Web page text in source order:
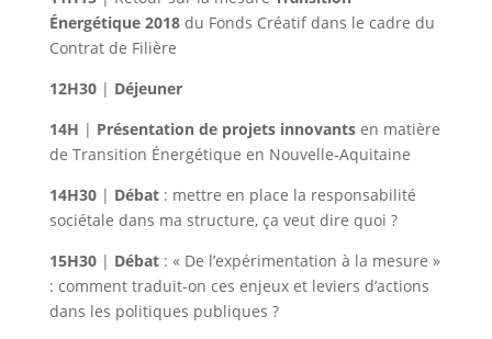
Énergétique 2018du Fonds Créatif dans le cadre du
Contrat de Filière
12H30| Déjeuner
14H | Présentation de projets innovantsen matière
de Transition Énergétique en Nouvelle-Aquitaine
14H30| Débat: mettre en place la responsabilité
sociétale dans ma structure, ça veut dire quoi ?
15H30| Débat: « De l’expérimentation à la mesure »
: comment traduit-on ces enjeux et leviers d’actions
dans les politiques publiques ?